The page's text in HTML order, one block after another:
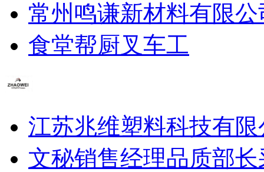
常州鸣谦新材料有限公
食堂帮厨叉车工
江苏兆维塑料科技有限
文秘销售经理品质部长